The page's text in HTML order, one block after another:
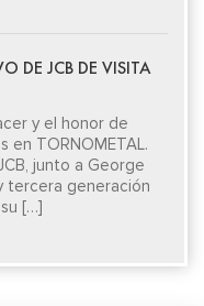
DE JCB DE VISITA
y el honor de
en TORNOMETAL.
junto a George
tercera generación
[…]